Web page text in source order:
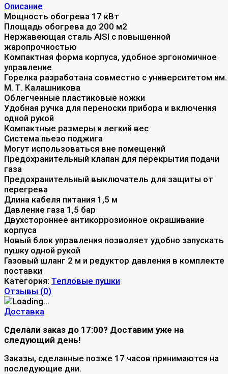
Описание
Мощность обогрева 17 кВт
Площадь обогрева до 200 м2
Нержавеющая сталь AISI с повышенной
жаропрочностью
Компактная форма корпуса, удобное эргономичное
управление
Горелка разработана совместно с университетом им.
М. Т. Калашникова
Облегченные пластиковые ножки
Удобная ручка для переноски прибора и включения
одной рукой
Компактные размеры и легкий вес
Система пьезо поджига
Могут использоваться вне помещений
Предохранительный клапан для перекрытия подачи
газа
Предохранительный выключатель для защиты от
перегрева
Длина кабеля питания 1,5 м
Давление газа 1,5 бар
Двухстороннее антикоррозионное окрашивание
корпуса
Новый блок управления позволяет удобно запускать
пушку одной рукой
Газовый шланг 2 м и редуктор давления в комплекте
поставки
Категория: Тепловые пушки
Отзывы (0)
Доставка
Сделали заказ до 17:00? Доставим уже на
следующий день!
Заказы, сделанные позже 17 часов принимаются на
последующие дни.